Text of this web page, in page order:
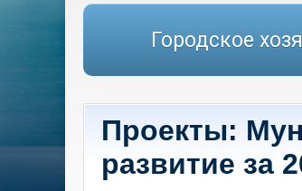
Городское
Проекты:
развитие за